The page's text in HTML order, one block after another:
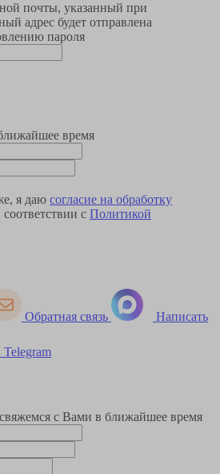
почты, указанный при
адрес будет отправлена
пароля
время
я даю согласие на обработку
соответствии с Политикой
Обратная связь Написать
с Вами в ближайшее время